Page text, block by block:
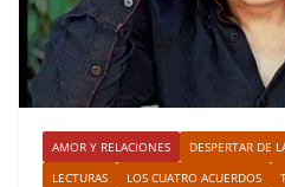
AMOR Y RELACIONES DESPERTAR DE
LECTURAS
LOS CUATRO ACUERDOS